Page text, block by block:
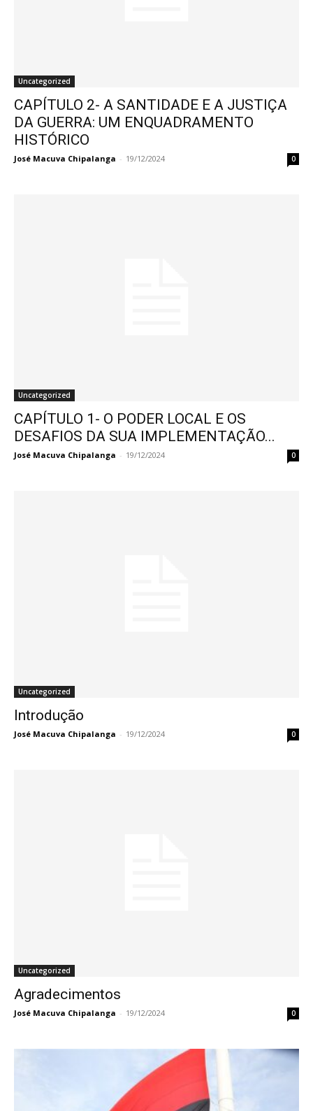
Uncategorized
CAPÍTULO 2- A SANTIDADE E A JUSTIÇA
DA GUERRA: UM ENQUADRAMENTO
HISTÓRICO
José Macuva Chipalanga - 19/12/2024 0
Uncategorized
CAPÍTULO 1- O PODER LOCAL E OS
DESAFIOS DA SUA IMPLEMENTAÇÃO...
José Macuva Chipalanga - 19/12/2024 0
Uncategorized
Introdução
José Macuva Chipalanga - 19/12/2024 0
Uncategorized
Agradecimentos
José Macuva Chipalanga - 19/12/2024 0